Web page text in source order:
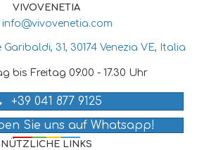
VIVOVENETIA
info@vivovenetia.com
31, 30174 Venezia VE, Italia
bis Freitag 09.00 - 17.30 Uhr
+39 041 877 9125
Sie uns auf Whatsapp!
NÜTZLICHE LINKS